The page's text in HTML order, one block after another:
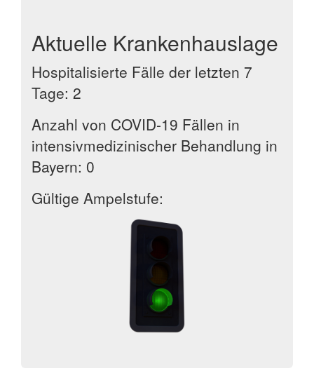
Aktuelle Krankenhauslage
Hospitalisierte Fälle der letzten 7
Tage: 2
Anzahl von COVID-19 Fällen in
intensivmedizinischer Behandlung in
Bayern: 0
Gültige Ampelstufe: